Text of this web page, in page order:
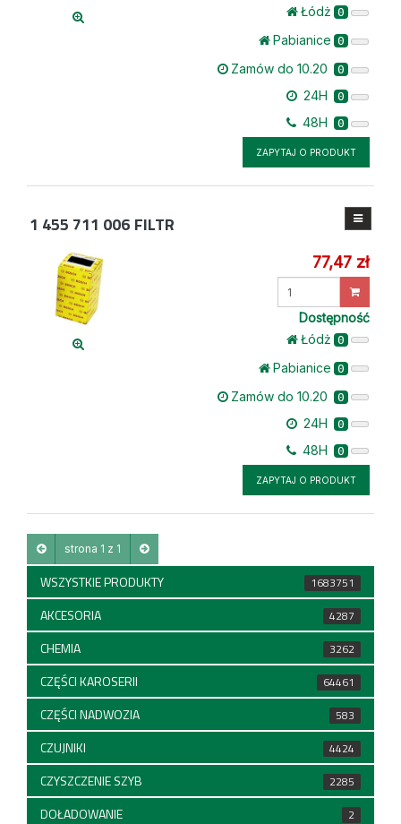
Łódż 0
Pabianice 0
Zamów do 10.20 0
24H 0
48H 0
ZAPYTAJ O PRODUKT
1 455 711 006 FILTR
77,47 zł
Dostępność
Łódż 0
Pabianice 0
Zamów do 10.20 0
24H 0
48H 0
ZAPYTAJ O PRODUKT
strona 1 z 1
WSZYSTKIE PRODUKTY 1683751
AKCESORIA 4287
CHEMIA 3262
CZĘŚCI KAROSERII 64461
CZĘŚCI NADWOZIA 583
CZUJNIKI 4424
CZYSZCZENIE SZYB 2285
DOŁADOWANIE 2